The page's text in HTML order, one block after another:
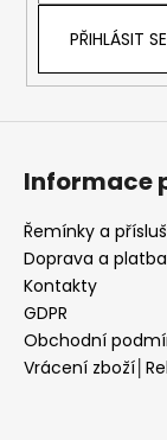
PŘIHLÁSIT SE
Informace
Řemínky a
Doprava a platba
Kontakty
GDPR
Obchodní
Vrácení